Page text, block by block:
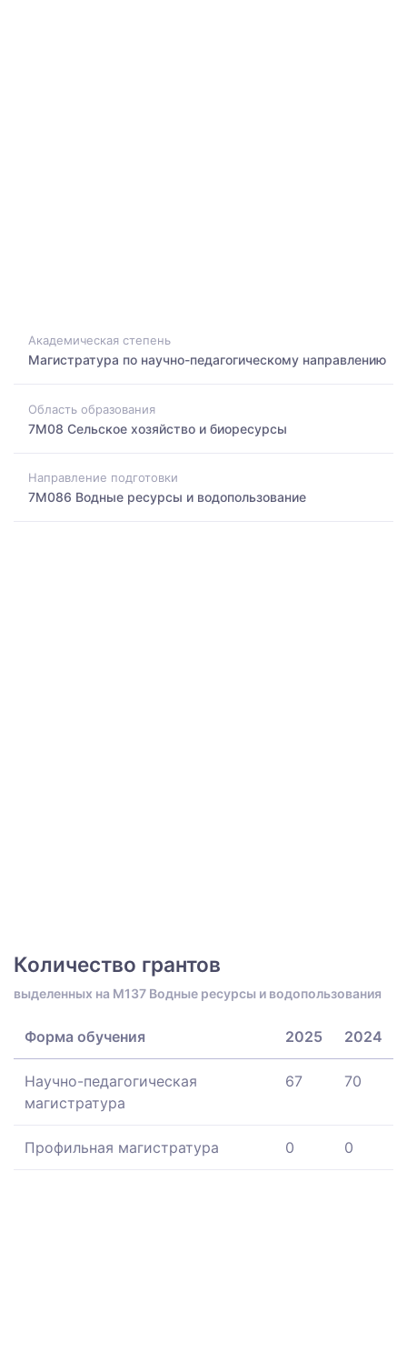
Академическая степень
Магистратура по научно-педагогическому направлению
Область образования
7M08 Сельское хозяйство и биоресурсы
Направление подготовки
7M086 Водные ресурсы и водопользование
Количество грантов
выделенных на M137 Водные ресурсы и водопользования
Форма обучения 2025 2024
Научно-педагогическая
магистратура
67 70
Профильная магистратура 0 0